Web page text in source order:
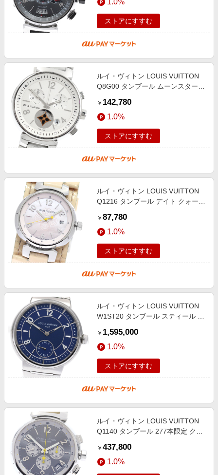
_945802
1.0%
ストアにすすむ
ルイ・ヴィトン LOUIS VUITTON
Q8G00 タンブール ムーンスター
ィース _956537
￥ 142,780
1.0%
ストアにすすむ
ルイ・ヴィトン LOUIS VUITTON
Q1216 タンブール デイト クォーツ
￥ 87,780
1.0%
ストアにすすむ
ルイ・ヴィトン LOUIS VUITTON
W1ST20 タンブール スティール ブ
ンズ 良品 保証書付き_948667
￥ 1,595,000
1.0%
ストアにすすむ
ルイ・ヴィトン LOUIS VUITTON
Q1140 タンブール 277本限定 クロ
_943688
￥ 437,800
1.0%